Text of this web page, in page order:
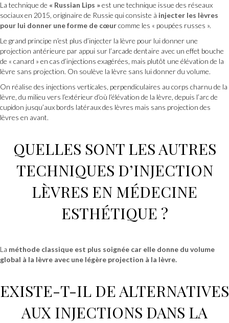
La technique de « Russian Lips »est une technique issue des réseaux
sociaux en 2015, originaire de Russie qui consiste à injecter les lèvres
pour lui donner une forme de cœurcomme les « poupées russes ».
Le grand principe n’est plus d’injecter la lèvre pour lui donner une
projection antérieure par appui sur l’arcade dentaire avec un effet bouche
de « canard » en cas d’injections exagérées, mais plutôt une élévation de la
lèvre sans projection. On soulève la lèvre sans lui donner du volume.
On réalise des injections verticales, perpendiculaires au corps charnu de la
lèvre, du milieu vers l’extérieur d’où l’élévation de la lèvre, depuis l’arc de
cupidon jusqu’aux bords latéraux des lèvres mais sans projection des
lèvres en avant.
QUELLES SONT LES AUTRES
TECHNIQUES D’INJECTION
LÈVRES EN MÉDECINE
ESTHÉTIQUE ?
La méthode classique est plus soignée car elle donne du volume
global à la lèvre avec une légère projection à la lèvre.
EXISTE-T-IL DE ALTERNATIVES
AUX INJECTIONS DANS LA